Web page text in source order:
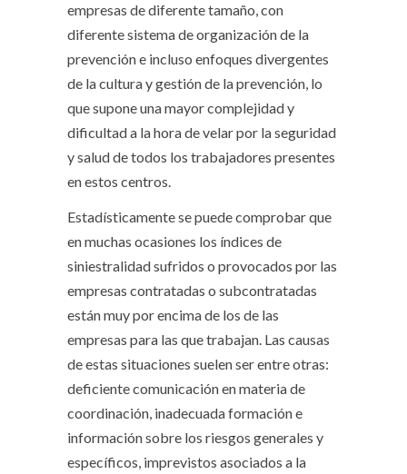
empresas de diferente tamaño, con
diferente sistema de organización de la
prevención e incluso enfoques divergentes
de la cultura y gestión de la prevención, lo
que supone una mayor complejidad y
dificultad a la hora de velar por la seguridad
y salud de todos los trabajadores presentes
en estos centros.
Estadísticamente se puede comprobar que
en muchas ocasiones los índices de
siniestralidad sufridos o provocados por las
empresas contratadas o subcontratadas
están muy por encima de los de las
empresas para las que trabajan. Las causas
de estas situaciones suelen ser entre otras:
deficiente comunicación en materia de
coordinación, inadecuada formación e
información sobre los riesgos generales y
específicos, imprevistos asociados a la